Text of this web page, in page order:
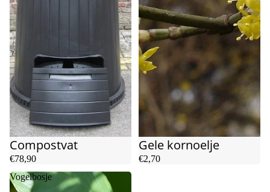
Compostvat
€78,90
Gele kornoelje
€2,70
Vogelbosje